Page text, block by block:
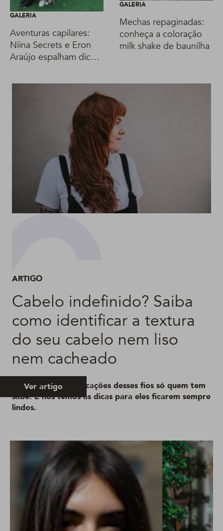
GALERIA
Aventuras capilares:
Niina Secrets e Eron
Araújo espalham dicas
GALERIA
Mechas repaginadas:
conheça a coloração
milk shake de baunilha
ARTIGO
Cabelo indefinido? Saiba
como identificar a textura
do seu cabelo nem liso
nem cacheado
As delícias e complicações desses fios só quem tem
sabe. E nós temos as dicas para eles ficarem sempre
lindos.
Ver artigo